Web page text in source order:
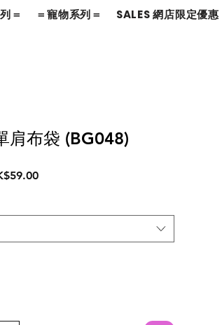
＝ ＝寵物系列＝ SALES 網店限定優惠
肩布袋 (BG048)
促
格